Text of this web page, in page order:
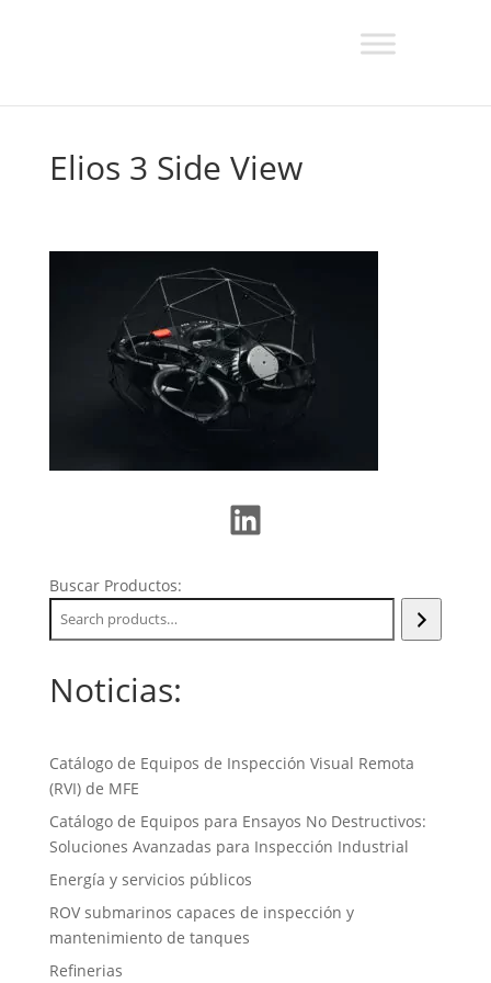
Elios 3 Side View
LinkedIn
Buscar Productos:
Noticias:
Catálogo de Equipos de Inspección Visual Remota
(RVI) de MFE
Catálogo de Equipos para Ensayos No Destructivos:
Soluciones Avanzadas para Inspección Industrial
Energía y servicios públicos
ROV submarinos capaces de inspección y
mantenimiento de tanques
Refinerias